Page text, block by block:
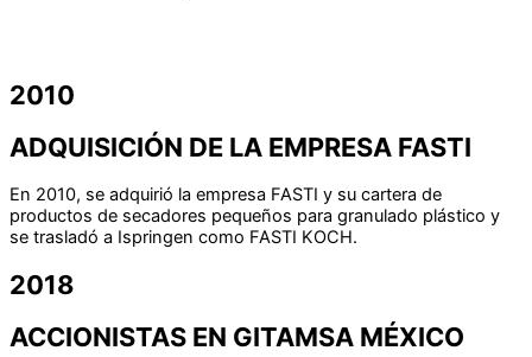
2010
ADQUISICIÓN DE LA EMPRESA FASTI
En 2010, se adquirió la empresa FASTI y su cartera de
productos de secadores pequeños para granulado plástico y
se trasladó a Ispringen como FASTI KOCH.
2018
ACCIONISTAS EN GITAMSA MÉXICO